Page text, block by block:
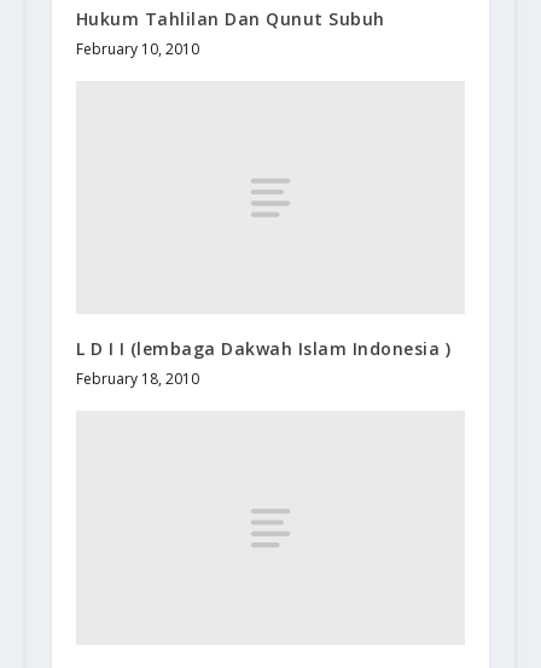
Hukum Tahlilan Dan Qunut Subuh
February 10, 2010
L D I I (lembaga Dakwah Islam Indonesia )
February 18, 2010